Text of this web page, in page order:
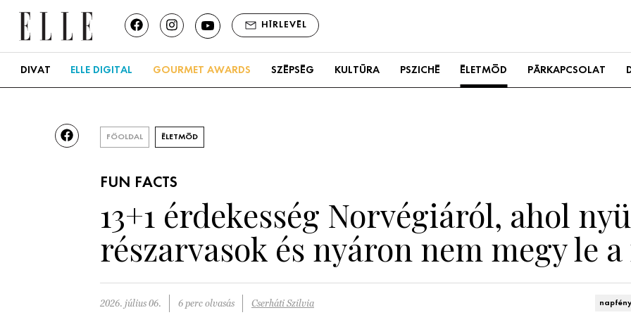
HÍRLEVÉL
DIVAT ELLE DIGITAL GOURMET AWARDS SZÉPSÉG KULTÚRA PSZICHÉ ÉLETMÓD PÁRKAPCSOLAT
FŐOLDAL ÉLETMÓD
FUN FACTS
13+1 érdekesség Norvégiáról, ahol
részarvasok és nyáron nem megy le a
2026. július 06. 6 perc olvasás Cserháti Szilvia napfény